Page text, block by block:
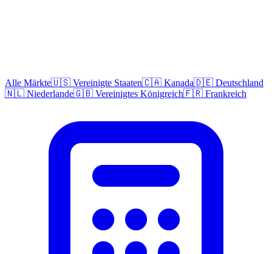
Alle Märkte🇺🇸 Vereinigte Staaten🇨🇦 Kanada🇩🇪 Deutschland
🇳🇱 Niederlande🇬🇧 Vereinigtes Königreich🇫🇷 Frankreich